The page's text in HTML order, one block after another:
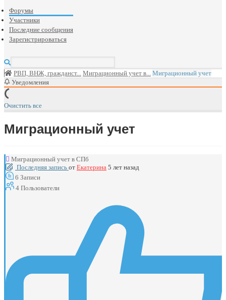
Форумы
Участники
Последние сообщения
Зарегистрироваться
РВП, ВНЖ, гражданст... Миграционный учет в... Миграционный учет
Уведомления
Очистить все
Миграционный учет
Миграционный учет в СПб
Последняя запись от Екатерина 5 лет назад
6 Записи
4 Пользователи